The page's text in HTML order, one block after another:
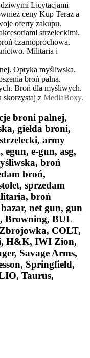
Licytacjami
ceny Kup Teraz a
oferty zakupu.
strzeleckimi.
czarnoprochowa.
Militaria i
Optyka myśliwska.
broń palna.
Broń dla myśliwych.
skorzystaj z MediaBoxy.
broni palnej,
giełda broni,
army
egun, e-gun, asg,
broń
broń,
sprzedam
broń
net gun, gun
Browning, BUL
COLT,
H&K, IWI Zion,
Savage Arms,
Springfield,
Taurus,